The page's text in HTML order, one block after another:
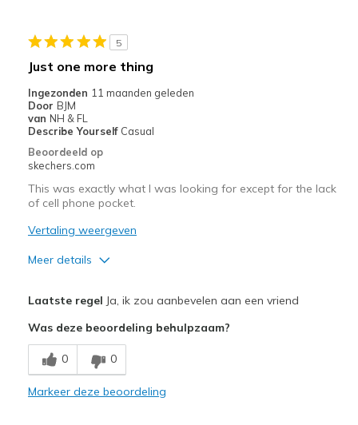
5
Just one more thing
Ingezonden 11 maanden geleden
Door BJM
van NH & FL
Describe Yourself Casual
Beoordeeld op
skechers.com
This was exactly what I was looking for except for the lack
of cell phone pocket.
Vertaling weergeven
Meer details
Comfortable
Beste toepassingen
Casual Wear
Laatste regel Ja, ik zou aanbevelen aan een vriend
Was deze beoordeling behulpzaam?
0 0
Markeer deze beoordeling